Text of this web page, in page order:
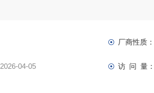
厂商性质：
2026-04-05 访 问 量：